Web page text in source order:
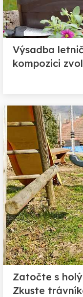
Výsadba
kompozici
Zatočte s
Zkuste